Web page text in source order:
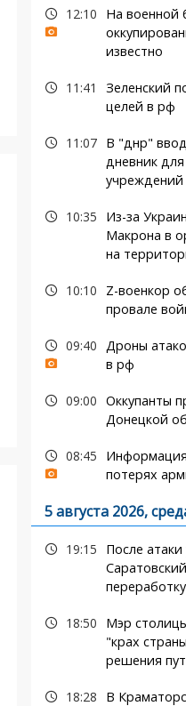
12:10
На военной
известно
11:41
Зеленский
целей в рф
11:07
В "днр"
дневник
учреждений
10:35
Из-за
Макрона в
на
10:10
Z-военкор
провале
09:40 Дроны
в рф
09:00 Оккупанты
Донецкой
08:45
потерях
5 августа 2026,
19:15
После
18:50
Мэр
"крах
решения
18:28
В